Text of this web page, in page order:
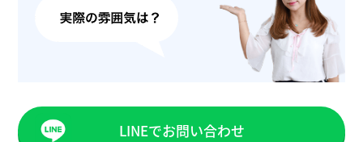
LINEでお問い合わせ